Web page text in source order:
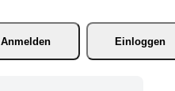
Anmelden
Einloggen